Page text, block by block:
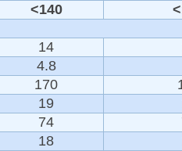
<140
14
4.8
170
19
74
18